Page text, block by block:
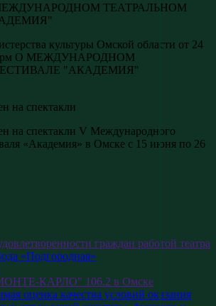
ТЕАТРАЛЬНОМ
культуры Омской области от 24
рм О МЕЖДУНАРОДНОМ
"АКАДЕМИЯ"
на спектакли
на спектакли V Международного
«Академия» в Омске с 15 июня по 26